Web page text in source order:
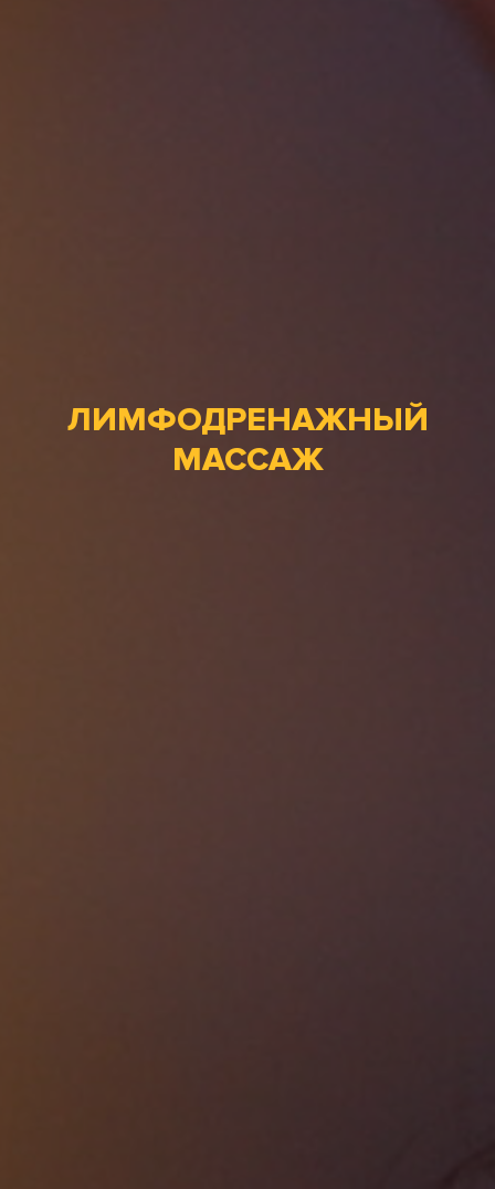
ЛИМФОДРЕНАЖНЫЙ
МАССАЖ